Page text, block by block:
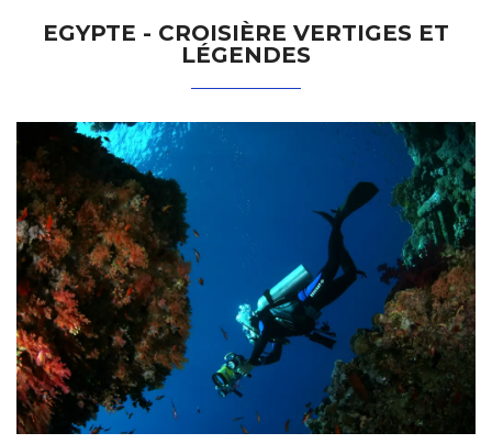
EGYPTE - CROISIÈRE VERTIGES ET
LÉGENDES